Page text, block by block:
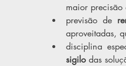
maior precisão
previsão de
aproveitadas,
disciplina
sigilo das